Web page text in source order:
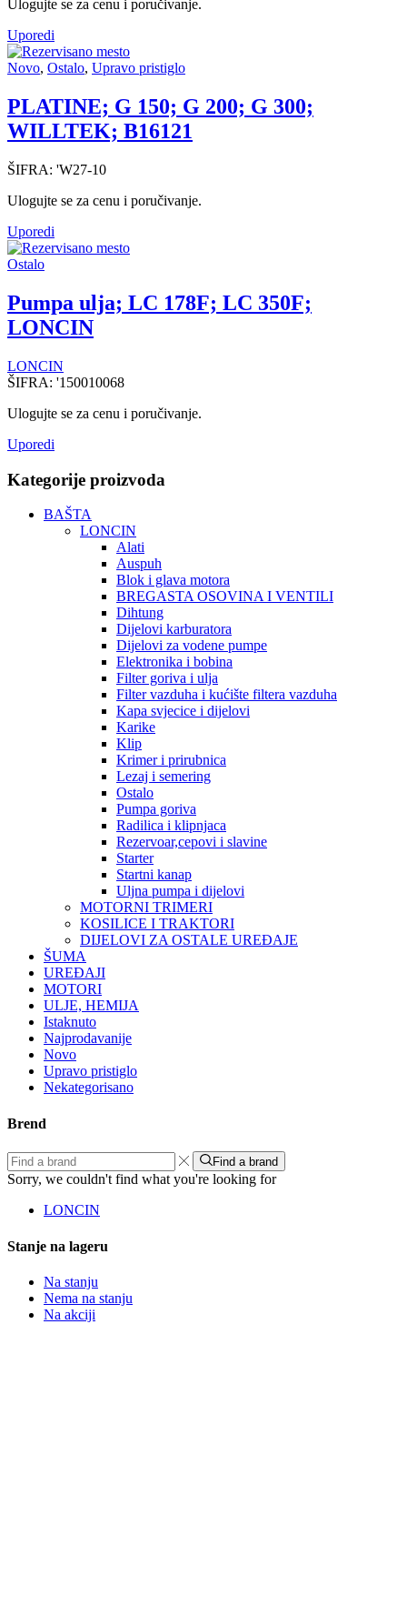
Ulogujte se za cenu i poručivanje.
Uporedi
Novo, Ostalo, Upravo pristiglo
PLATINE; G 150; G 200; G 300;
WILLTEK; B16121
ŠIFRA: 'W27-10
Ulogujte se za cenu i poručivanje.
Uporedi
Ostalo
Pumpa ulja; LC 178F; LC 350F;
LONCIN
LONCIN
ŠIFRA: '150010068
Ulogujte se za cenu i poručivanje.
Uporedi
Kategorije proizvoda
BAŠTA
LONCIN
Alati
Auspuh
Blok i glava motora
BREGASTA OSOVINA I VENTILI
Dihtung
Dijelovi karburatora
Dijelovi za vodene pumpe
Elektronika i bobina
Filter goriva i ulja
Filter vazduha i kućište filtera vazduha
Kapa svjecice i dijelovi
Karike
Klip
Krimer i prirubnica
Lezaj i semering
Ostalo
Pumpa goriva
Radilica i klipnjaca
Rezervoar,cepovi i slavine
Starter
Startni kanap
Uljna pumpa i dijelovi
MOTORNI TRIMERI
KOSILICE I TRAKTORI
DIJELOVI ZA OSTALE UREĐAJE
ŠUMA
UREĐAJI
MOTORI
ULJE, HEMIJA
Istaknuto
Najprodavanije
Novo
Upravo pristiglo
Nekategorisano
Brend
Find a brand
Sorry, we couldn't find what you're looking for
LONCIN
Stanje na lageru
Na stanju
Nema na stanju
Na akciji